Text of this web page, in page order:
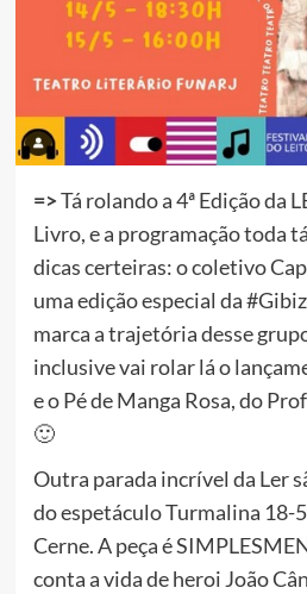
=>Tá rolando a 4ª Edição da
Livro, e a programação toda
dicas certeiras: o coletivo
uma edição especial da
marca a trajetória desse
inclusive vai rolar lá o
e o Pé de Manga Rosa, do
🙂
Outra parada incrível da Ler
do espetáculo Turmalina 18-
Cerne. A peça é
conta a vida de heroi João